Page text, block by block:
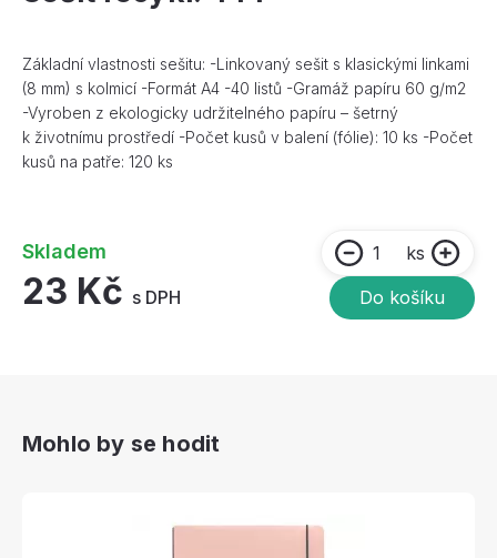
Základní vlastnosti sešitu: -Linkovaný sešit s klasickými linkami
(8 mm) s kolmicí -Formát A4 -40 listů -Gramáž papíru 60 g/m2
-Vyroben z ekologicky udržitelného papíru – šetrný
k životnímu prostředí -Počet kusů v balení (fólie): 10 ks -Počet
kusů na patře: 120 ks
Skladem
23 Kč s DPH
ks
Do košíku
Mohlo by se hodit